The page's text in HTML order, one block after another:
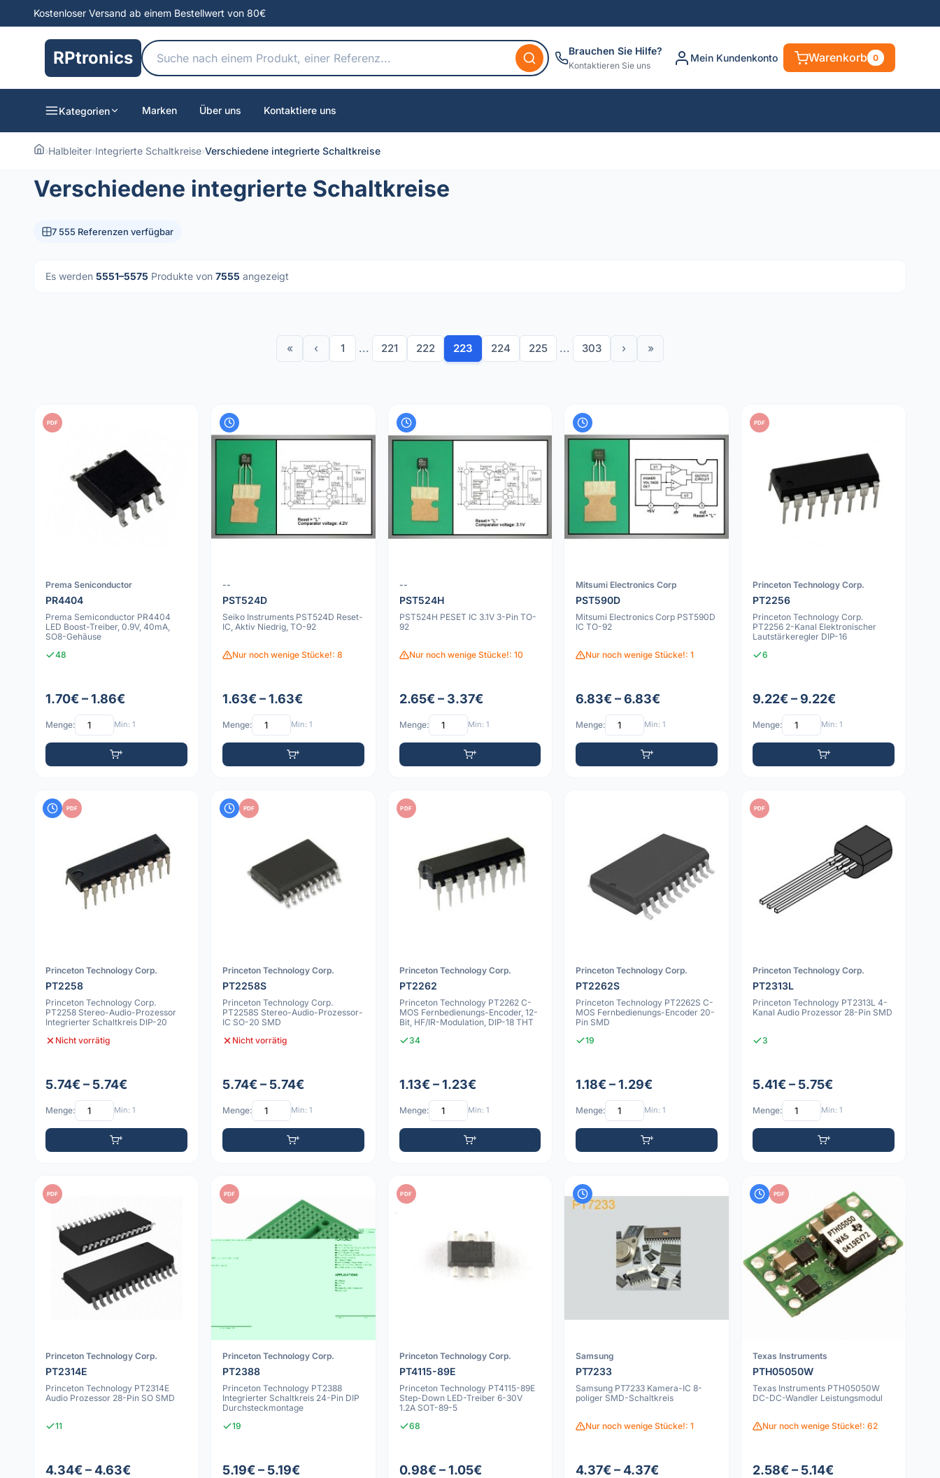
Kostenloser Versand ab einem Bestellwert von 80€
RPtronics Brauchen Sie Hilfe?
Kontaktieren Sie uns
Mein Kundenkonto Warenkorb 0
Kategorien Marken Über uns Kontaktiere uns
›Halbleiter›Integrierte Schaltkreise›Verschiedene integrierte Schaltkreise
Verschiedene integrierte Schaltkreise
7 555 Referenzen verfügbar
Es werden 5551–5575 Produkte von 7555 angezeigt
« ‹ 1 ... 221 222 223 224 225 ... 303 › »
PDF
Prema Seniconductor
PR4404
Prema Semiconductor PR4404
LED Boost-Treiber, 0.9V, 40mA,
SO8-Gehäuse
48
1.70€ – 1.86€
Menge: Min: 1
--
PST524D
Seiko Instruments PST524D Reset-
IC, Aktiv Niedrig, TO-92
Nur noch wenige Stücke!: 8
1.63€ – 1.63€
Menge: Min: 1
--
PST524H
PST524H PESET IC 3.1V 3-Pin TO-
92
Nur noch wenige Stücke!: 10
2.65€ – 3.37€
Menge: Min: 1
Mitsumi Electronics Corp
PST590D
Mitsumi Electronics Corp PST590D
IC TO-92
Nur noch wenige Stücke!: 1
6.83€ – 6.83€
Menge: Min: 1
PDF
Princeton Technology Corp.
PT2256
Princeton Technology Corp.
PT2256 2-Kanal Elektronischer
Lautstärkeregler DIP-16
6
9.22€ – 9.22€
Menge: Min: 1
PDF
Princeton Technology Corp.
PT2258
Princeton Technology Corp.
PT2258 Stereo-Audio-Prozessor
Integrierter Schaltkreis DIP-20
Nicht vorrätig
5.74€ – 5.74€
Menge: Min: 1
PDF
Princeton Technology Corp.
PT2258S
Princeton Technology Corp.
PT2258S Stereo-Audio-Prozessor-
IC SO-20 SMD
Nicht vorrätig
5.74€ – 5.74€
Menge: Min: 1
PDF
Princeton Technology Corp.
PT2262
Princeton Technology PT2262 C-
MOS Fernbedienungs-Encoder, 12-
Bit, HF/IR-Modulation, DIP-18 THT
34
1.13€ – 1.23€
Menge: Min: 1
Princeton Technology Corp.
PT2262S
Princeton Technology PT2262S C-
MOS Fernbedienungs-Encoder 20-
Pin SMD
19
1.18€ – 1.29€
Menge: Min: 1
PDF
Princeton Technology Corp.
PT2313L
Princeton Technology PT2313L 4-
Kanal Audio Prozessor 28-Pin SMD
3
5.41€ – 5.75€
Menge: Min: 1
PDF
Princeton Technology Corp.
PT2314E
Princeton Technology PT2314E
Audio Prozessor 28-Pin SO SMD
11
4.34€ – 4.63€
PDF
Princeton Technology Corp.
PT2388
Princeton Technology PT2388
Integrierter Schaltkreis 24-Pin DIP
Durchsteckmontage
19
5.19€ – 5.19€
PDF
Princeton Technology Corp.
PT4115-89E
Princeton Technology PT4115-89E
Step-Down LED-Treiber 6-30V
1.2A SOT-89-5
68
0.98€ – 1.05€
Samsung
PT7233
Samsung PT7233 Kamera-IC 8-
poliger SMD-Schaltkreis
Nur noch wenige Stücke!: 1
4.37€ – 4.37€
PDF
Texas Instruments
PTH05050W
Texas Instruments PTH05050W
DC-DC-Wandler Leistungsmodul
Nur noch wenige Stücke!: 62
2.58€ – 5.14€